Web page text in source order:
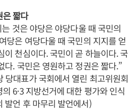
은 짧다
것은 야당은 야당다울 때 국민의
당은 여당다울 때 국민의 지지를 얻
이 천심이다. 국민이 곧 하늘이다. 국
다. 국민은 영원하고 정권은 짧다.”
당대표가 국회에서 열린 최고위원회
6·3 지방선거에 대한 평가와 인식
발언 후 마무리 발언에서)